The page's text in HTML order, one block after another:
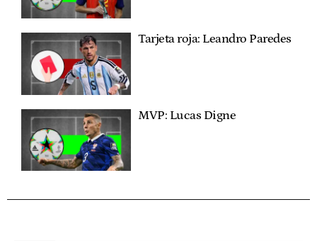
Tarjeta roja: Leandro Paredes
MVP: Lucas Digne